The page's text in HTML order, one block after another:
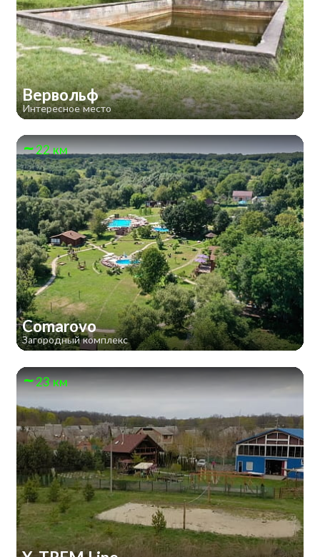
Вервольф
Интересное место
22 км
Comarovo
Загородный комплекс
23 км